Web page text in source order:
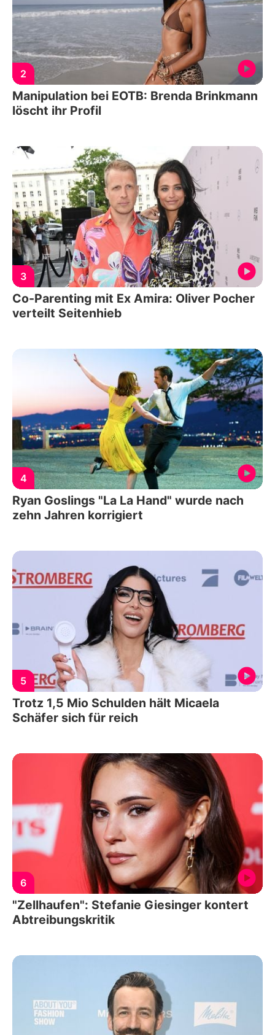
2
Manipulation bei EOTB: Brenda Brinkmann
löscht ihr Profil
3
Co-Parenting mit Ex Amira: Oliver Pocher
verteilt Seitenhieb
4
Ryan Goslings "La La Hand" wurde nach
zehn Jahren korrigiert
5
Trotz 1,5 Mio Schulden hält Micaela
Schäfer sich für reich
6
"Zellhaufen": Stefanie Giesinger kontert
Abtreibungskritik